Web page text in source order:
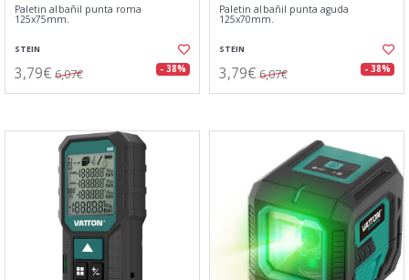
Paletin albañil punta roma
125x75mm.
STEIN
3,79€ 6,07€ - 38%
Paletin albañil punta aguda
125x70mm.
STEIN
3,79€ 6,07€ - 38%